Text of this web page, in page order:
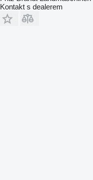
Kontakt s dealerem